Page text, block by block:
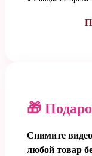
🎁
Снимите
любой товар